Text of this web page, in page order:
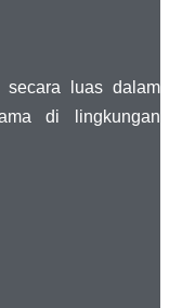
secara luas dalam
di lingkungan